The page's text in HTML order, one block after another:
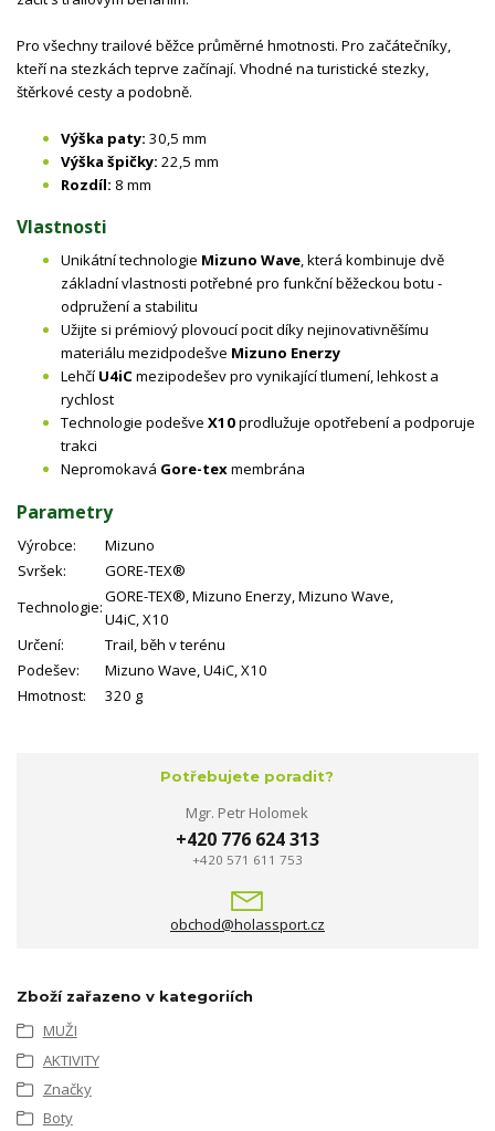
Pro všechny trailové běžce průměrné hmotnosti. Pro začátečníky,
kteří na stezkách teprve začínají. Vhodné na turistické stezky,
štěrkové cesty a podobně.
Výška paty: 30,5 mm
Výška špičky: 22,5 mm
Rozdíl: 8 mm
Vlastnosti
Unikátní technologie Mizuno Wave, která kombinuje dvě
základní vlastnosti potřebné pro funkční běžeckou botu -
odpružení a stabilitu
Užijte si prémiový plovoucí pocit díky nejinovativněšímu
materiálu mezidpodešve Mizuno Enerzy
Lehčí U4iCmezipodešev pro vynikající tlumení, lehkost a
rychlost
Technologie podešve X10prodlužuje opotřebení a podporuje
trakci
Nepromokavá Gore-texmembrána
Parametry
Výrobce:
Mizuno
Svršek:
GORE-TEX®
Technologie:
GORE-TEX®, Mizuno Enerzy, Mizuno Wave,
U4iC, X10
Určení:
Trail, běh v terénu
Podešev:
Mizuno Wave, U4iC, X10
Hmotnost:
320 g
Potřebujete poradit?
Mgr. Petr Holomek
+420 776 624 313
+420 571 611 753
obchod@holassport.cz
Zboží zařazeno v kategoriích
MUŽI
AKTIVITY
Značky
Boty